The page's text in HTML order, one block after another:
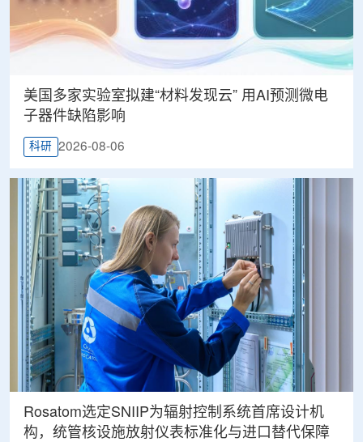
美国多家实验室拟建“材料发现云” 用AI预测微电
子器件缺陷影响
科研 2026-08-06
Rosatom选定SNIIP为辐射控制系统首席设计机
构，统管核设施放射仪表标准化与进口替代保障